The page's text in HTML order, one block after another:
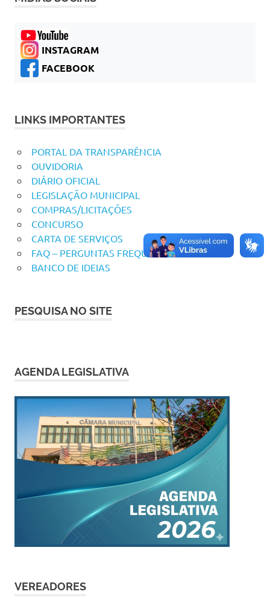
INSTAGRAM
FACEBOOK
LINKS IMPORTANTES
PORTAL DA TRANSPARÊNCIA
OUVIDORIA
DIÁRIO OFICIAL
LEGISLAÇÃO MUNICIPAL
COMPRAS/LICITAÇÕES
CONCURSO
CARTA DE SERVIÇOS
FAQ – PERGUNTAS FREQUENTES
BANCO DE IDEIAS
PESQUISA NO SITE
AGENDA LEGISLATIVA
VEREADORES